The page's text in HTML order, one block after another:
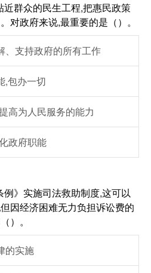
群众的民生工程,把惠民政策
对政府来说,最重要的是（）。
、支持政府的所有工作
,包办一切
高为人民服务的能力
政府职能
》实施司法救助制度,这可以
因经济困难无力负担诉讼费的
）。
的实施